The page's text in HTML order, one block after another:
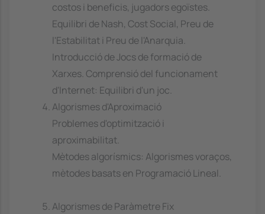
costos i beneficis, jugadors egoïstes.
Equilibri de Nash, Cost Social, Preu de
l'Estabilitat i Preu de l'Anarquia.
Introducció de Jocs de formació de
Xarxes. Comprensió del funcionament
d'Internet: Equilibri d'un joc.
Algorismes d'Aproximació
Problemes d'optimització i
aproximabilitat.
Mètodes algorísmics: Algorismes voraços,
mètodes basats en Programació Lineal.
Algorismes de Paràmetre Fix